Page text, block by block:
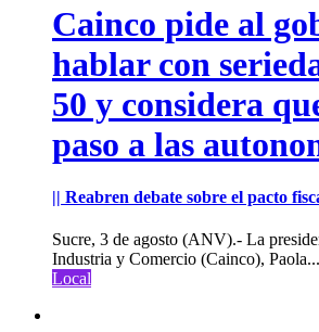
Cainco pide al
hablar con
50 y considera
paso a las
|| Reabren debate sobre el pacto
Sucre, 3 de agosto (ANV).- La
Industria y Comercio (Cainco), Paola...
Local